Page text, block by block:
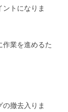
トになりま
業を進めるた
撤去入りま